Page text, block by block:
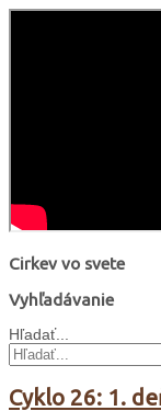
Cirkev vo svete
Vyhľadávanie
Hľadať...
Cyklo 26: 1.